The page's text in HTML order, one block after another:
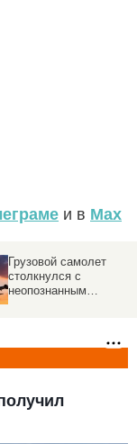
и в Max
Грузовой самолет
столкнулся с
неопознанным